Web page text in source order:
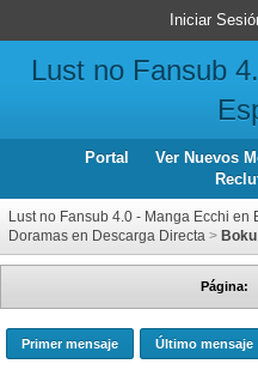
Iniciar
Lust no Fansub
Portal Ver Nuevos
Lust no Fansub 4.0 - Manga Ecchi en
Doramas en Descarga Directa >
Página:
Primer mensaje Último mensaje